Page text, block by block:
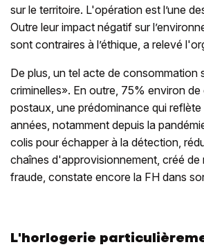
sur le territoire. L'opération est l’une
Outre leur impact négatif sur
sont contraires à l’éthique, a relevé
De plus, un tel acte de
criminelles». En outre, 75% environ
postaux, une prédominance qui
années, notamment depuis la
colis pour échapper à la détection,
chaînes d'approvisionnement, créé
fraude, constate encore la FH dans
L'horlogerie